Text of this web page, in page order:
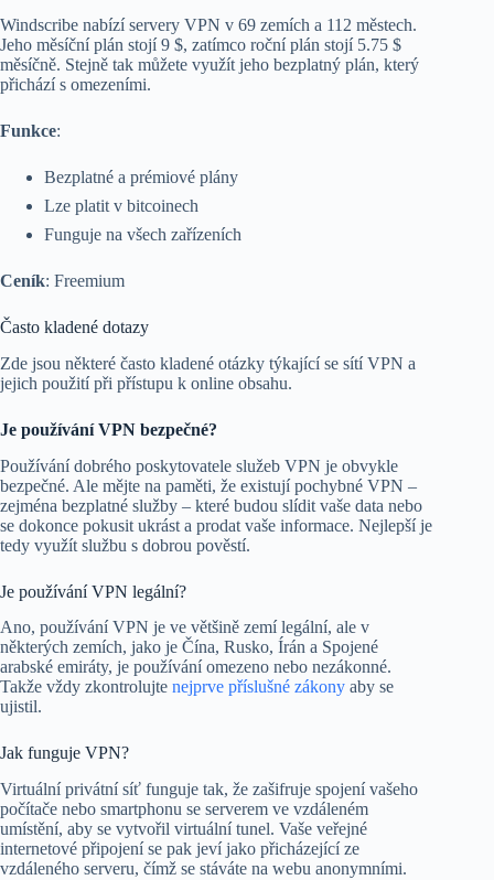
Windscribe nabízí servery VPN v 69 zemích a 112 městech.
Jeho měsíční plán stojí 9 $, zatímco roční plán stojí 5.75 $
měsíčně. Stejně tak můžete využít jeho bezplatný plán, který
přichází s omezeními.
Funkce:
Bezplatné a prémiové plány
Lze platit v bitcoinech
Funguje na všech zařízeních
Ceník: Freemium
Často kladené dotazy
Zde jsou některé často kladené otázky týkající se sítí VPN a
jejich použití při přístupu k online obsahu.
Je používání VPN bezpečné?
Používání dobrého poskytovatele služeb VPN je obvykle
bezpečné. Ale mějte na paměti, že existují pochybné VPN –
zejména bezplatné služby – které budou slídit vaše data nebo
se dokonce pokusit ukrást a prodat vaše informace. Nejlepší je
tedy využít službu s dobrou pověstí.
Je používání VPN legální?
Ano, používání VPN je ve většině zemí legální, ale v
některých zemích, jako je Čína, Rusko, Írán a Spojené
arabské emiráty, je používání omezeno nebo nezákonné.
Takže vždy zkontrolujte nejprve příslušné zákony aby se
ujistil.
Jak funguje VPN?
Virtuální privátní síť funguje tak, že zašifruje spojení vašeho
počítače nebo smartphonu se serverem ve vzdáleném
umístění, aby se vytvořil virtuální tunel. Vaše veřejné
internetové připojení se pak jeví jako přicházející ze
vzdáleného serveru, čímž se stáváte na webu anonymními.